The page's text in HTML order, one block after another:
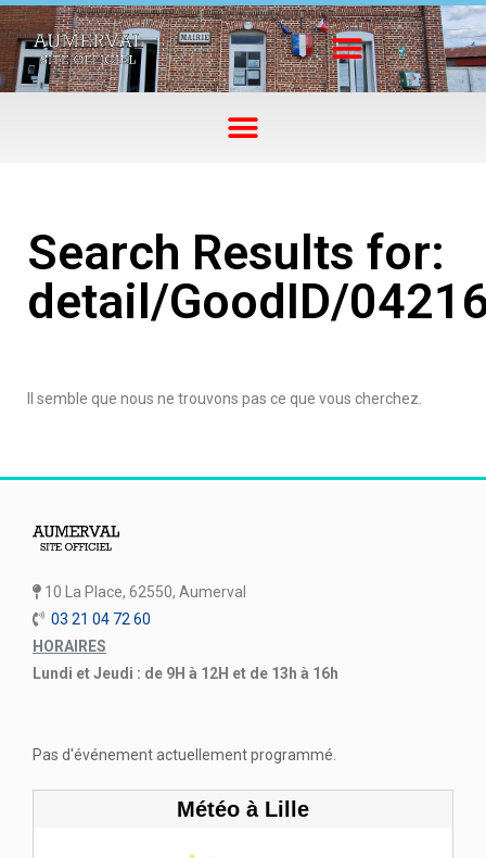
Search Results for:
detail/GoodID/
Il semble que nous ne trouvons pas ce que vous cherchez.
10 La Place, 62550, Aumerval
03 21 04 72 60
HORAIRES
Lundi et Jeudi : de 9H à 12H et de 13h à 16h
Pas d'événement actuellement programmé.
Météo à Lille